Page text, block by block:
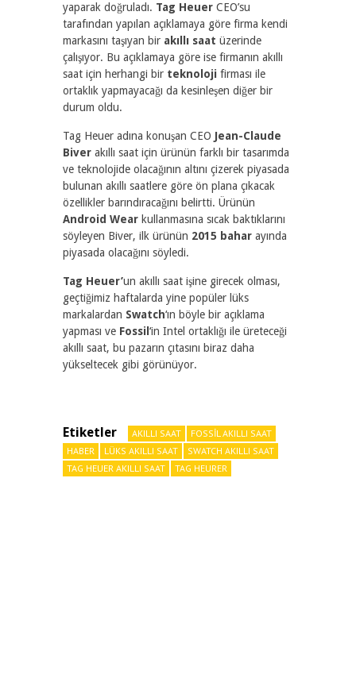
yaparak doğruladı. Tag Heuer CEO’su
tarafından yapılan açıklamaya göre firma kendi
markasını taşıyan bir akıllı saat üzerinde
çalışıyor. Bu açıklamaya göre ise firmanın akıllı
saat için herhangi bir teknoloji firması ile
ortaklık yapmayacağı da kesinleşen diğer bir
durum oldu.
Tag Heuer adına konuşan CEO Jean-Claude
Biver akıllı saat için ürünün farklı bir tasarımda
ve teknolojide olacağının altını çizerek piyasada
bulunan akıllı saatlere göre ön plana çıkacak
özellikler barındıracağını belirtti. Ürünün
Android Wear kullanmasına sıcak baktıklarını
söyleyen Biver, ilk ürünün 2015 bahar ayında
piyasada olacağını söyledi.
Tag Heuer’un akıllı saat işine girecek olması,
geçtiğimiz haftalarda yine popüler lüks
markalardan Swatch‘ın böyle bir açıklama
yapması ve Fossil ‘in Intel ortaklığı ile üreteceği
akıllı saat, bu pazarın çıtasını biraz daha
yükseltecek gibi görünüyor.
Etiketler AKILLI SAAT
FOSSIL AKILLI SAAT
HABER
LÜKS AKILLI SAAT
SWATCH AKILLI SAAT
TAG HEUER AKILLI SAAT
TAG HEURER